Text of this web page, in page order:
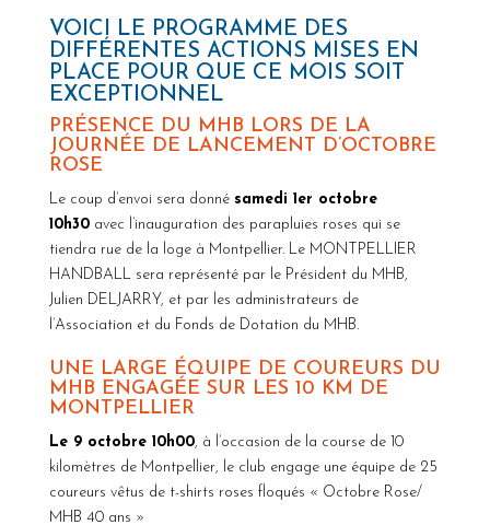
VOICI LE PROGRAMME DES
DIFFÉRENTES ACTIONS MISES EN
PLACE POUR QUE CE MOIS SOIT
EXCEPTIONNEL
PRÉSENCE DU MHB LORS DE LA
JOURNÉE DE LANCEMENT D’OCTOBRE
ROSE
Le coup d’envoi sera donné samedi 1er octobre
10h30 avec l’inauguration des parapluies roses qui se
tiendra rue de la loge à Montpellier. Le MONTPELLIER
HANDBALL sera représenté par le Président du MHB,
Julien DELJARRY, et par les administrateurs de
l’Association et du Fonds de Dotation du MHB.
UNE LARGE ÉQUIPE DE COUREURS DU
MHB ENGAGÉE SUR LES 10 KM DE
MONTPELLIER
Le 9 octobre 10h00, à l’occasion de la course de 10
kilomètres de Montpellier, le club engage une équipe de 25
coureurs vêtus de t-shirts roses floqués « Octobre Rose/
MHB 40 ans »